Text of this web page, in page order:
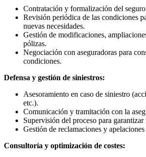
Contratación y formalización del
Revisión periódica de las condiciones
nuevas necesidades.
Gestión de modificaciones,
pólizas.
Negociación con aseguradoras para
condiciones.
Defensa y gestión de siniestros:
Asesoramiento en caso de siniestro
etc.).
Comunicación y tramitación con la
Supervisión del proceso para
Gestión de reclamaciones y
Consultoría y optimización de costes: